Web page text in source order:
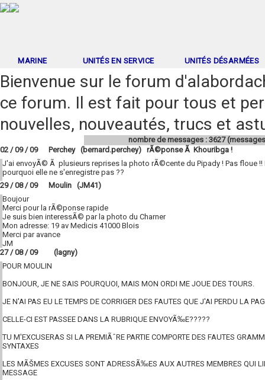
MARINE UNITÉS EN SERVICE UNITÉS DÉSARMÉES
Bienvenue sur le forum
ce forum. Il est fait pour tous et
nouvelles, nouveautés, trucs et
nombre de messages : 3627
02 / 09 / 09 Perchey (bernard.perchey) rÃ©ponse Ã Khouribga !
J'ai envoyÃ© Ã plusieurs reprises la photo rÃ©cente du Pipady ! Pas floue !!
pourquoi elle ne s'enregistre pas ??
29 / 08 / 09 Moulin (JM41)
Boujour
Merci pour la rÃ©ponse rapide
Je suis bien interessÃ© par la photo du Charner
Mon adresse: 19 av Medicis 41000 Blois
Merci par avance
JM
27 / 08 / 09 (lagny)
POUR MOULIN
BONJOUR, JE NE SAIS POURQUOI, MAIS MON ORDI ME JOUE DES TOURS.
JE N'AI PAS EU LE TEMPS DE CORRIGER DES FAUTES QUE J'AI PERDU LA
CELLE-CI EST PASSEE DANS LA RUBRIQUE ENVOYÃ‰E?????
TU M'EXCUSERAS SI LA PREMIÃˆRE PARTIE COMPORTE DES FAUTES
SYNTAXES
LES MÃŠMES EXCUSES SONT ADRESSÃ‰ES AUX AUTRES MEMBRES QUI
MESSAGE